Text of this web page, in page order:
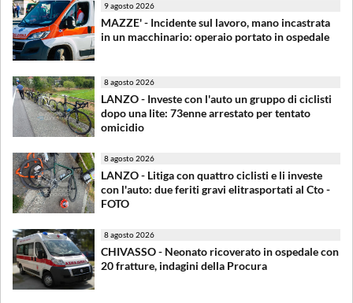
9 agosto 2026
MAZZE' - Incidente sul lavoro, mano incastrata
in un macchinario: operaio portato in ospedale
8 agosto 2026
LANZO - Investe con l'auto un gruppo di ciclisti
dopo una lite: 73enne arrestato per tentato
omicidio
8 agosto 2026
LANZO - Litiga con quattro ciclisti e li investe
con l'auto: due feriti gravi elitrasportati al Cto -
FOTO
8 agosto 2026
CHIVASSO - Neonato ricoverato in ospedale con
20 fratture, indagini della Procura